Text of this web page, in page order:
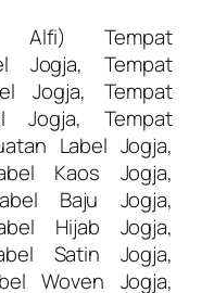
Alfi) Tempat
Jogja, Tempat
Jogja, Tempat
Jogja, Tempat
Label Jogja,
Kaos Jogja,
Baju Jogja,
Hijab Jogja,
Satin Jogja,
Woven Jogja,